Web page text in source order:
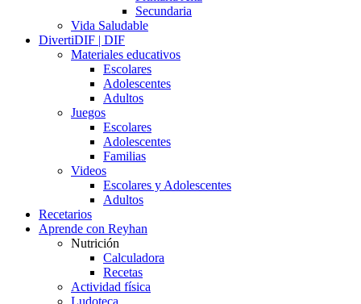
Secundaria
Vida Saludable
DivertiDIF | DIF
Materiales educativos
Escolares
Adolescentes
Adultos
Juegos
Escolares
Adolescentes
Familias
Videos
Escolares y Adolescentes
Adultos
Recetarios
Aprende con Reyhan
Nutrición
Calculadora
Recetas
Actividad física
Ludoteca